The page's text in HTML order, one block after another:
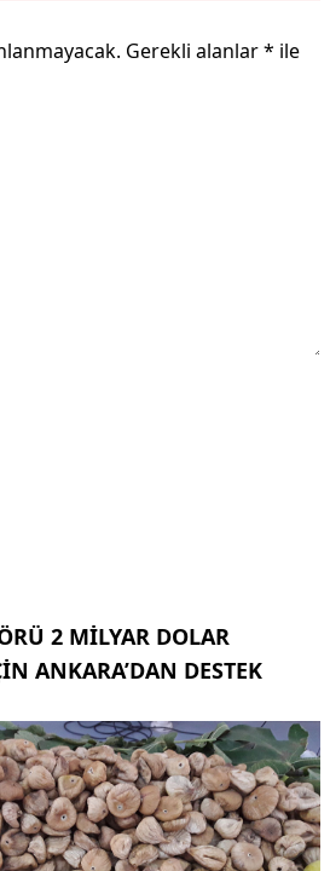
Gerekli alanlar* ile
2 MILYAR DOLAR
ANKARA’DAN DESTEK